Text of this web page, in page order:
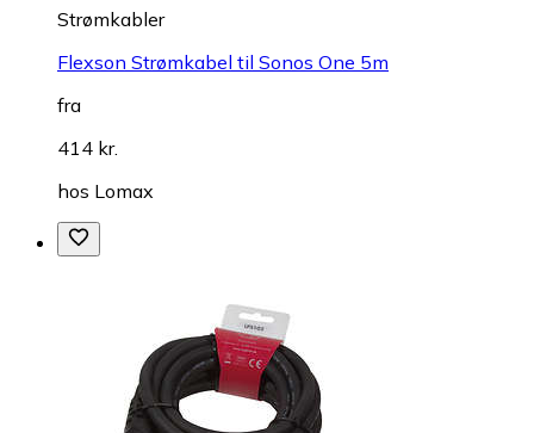
Strømkabler
Flexson Strømkabel til Sonos One 5m
fra
414 kr.
hos Lomax